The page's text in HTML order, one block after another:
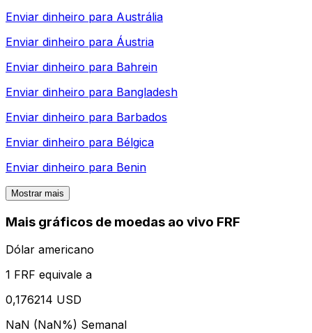
Enviar dinheiro para Austrália
Enviar dinheiro para Áustria
Enviar dinheiro para Bahrein
Enviar dinheiro para Bangladesh
Enviar dinheiro para Barbados
Enviar dinheiro para Bélgica
Enviar dinheiro para Benin
Mostrar mais
Mais gráficos de moedas ao vivo FRF
Dólar americano
1 FRF equivale a
0,176214 USD
NaN (NaN%) Semanal